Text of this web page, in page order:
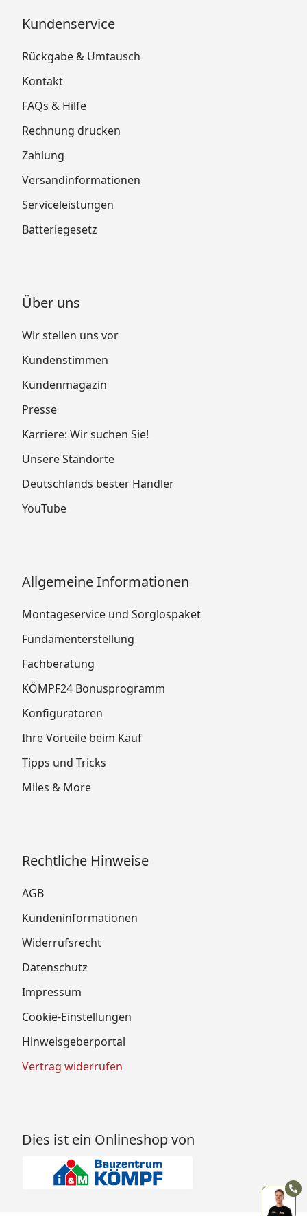
Kundenservice
Rückgabe & Umtausch
Kontakt
FAQs & Hilfe
Rechnung drucken
Zahlung
Versandinformationen
Serviceleistungen
Batteriegesetz
Über uns
Wir stellen uns vor
Kundenstimmen
Kundenmagazin
Presse
Karriere: Wir suchen Sie!
Unsere Standorte
Deutschlands bester Händler
YouTube
Allgemeine Informationen
Montageservice und Sorglospaket
Fundamenterstellung
Fachberatung
KÖMPF24 Bonusprogramm
Konfiguratoren
Ihre Vorteile beim Kauf
Tipps und Tricks
Miles & More
Rechtliche Hinweise
AGB
Kundeninformationen
Widerrufsrecht
Datenschutz
Impressum
Cookie-Einstellungen
Hinweisgeberportal
Vertrag widerrufen
Dies ist ein Onlineshop von